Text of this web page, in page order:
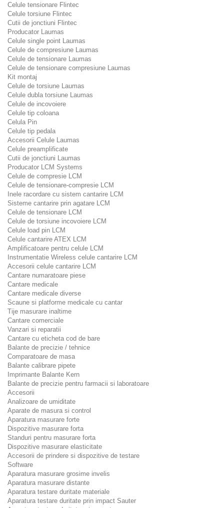
Celule tensionare Flintec
Celule torsiune Flintec
Cutii de jonctiuni Flintec
Producator Laumas
Celule single point Laumas
Celule de compresiune Laumas
Celule de tensionare Laumas
Celule de tensionare compresiune Laumas
Kit montaj
Celule de torsiune Laumas
Celule dubla torsiune Laumas
Celule de incovoiere
Celule tip coloana
Celula Pin
Celule tip pedala
Accesorii Celule Laumas
Celule preamplificate
Cutii de jonctiuni Laumas
Producator LCM Systems
Celule de compresie LCM
Celule de tensionare-compresie LCM
Inele racordare cu sistem cantarire LCM
Sisteme cantarire prin agatare LCM
Celule de tensionare LCM
Celule de torsiune incovoiere LCM
Celule load pin LCM
Celule cantarire ATEX LCM
Amplificatoare pentru celule LCM
Instrumentatie Wireless celule cantarire LCM
Accesorii celule cantarire LCM
Cantare numaratoare piese
Cantare medicale
Cantare medicale diverse
Scaune si platforme medicale cu cantar
Tije masurare inaltime
Cantare comerciale
Vanzari si reparatii
Cantare cu eticheta cod de bare
Balante de precizie / tehnice
Comparatoare de masa
Balante calibrare pipete
Imprimante Balante Kern
Balante de precizie pentru farmacii si laboratoare
Accesorii
Analizoare de umiditate
Aparate de masura si control
Aparatura masurare forte
Dispozitive masurare forta
Standuri pentru masurare forta
Dispozitive masurare elasticitate
Accesorii de prindere si dispozitive de testare
Software
Aparatura masurare grosime invelis
Aparatura masurare distante
Aparatura testare duritate materiale
Aparatura testare duritate prin impact Sauter